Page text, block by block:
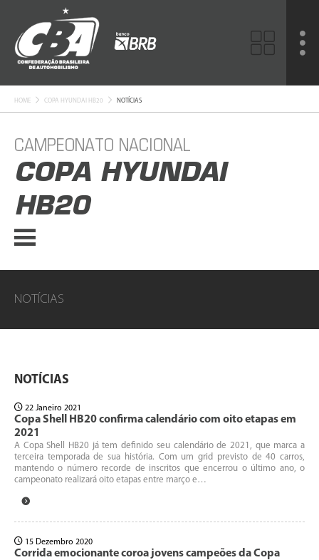
HOME COPA HYUNDAI HB20 NOTÍCIAS
CAMPEONATO NACIONAL
COPA HYUNDAI
HB20
NOTÍCIAS
NOTÍCIAS
22 Janeiro 2021
Copa Shell HB20 confirma calendário com oito etapas em
2021
A Copa Shell HB20 já tem definido seu calendário de 2021, que marca a
terceira temporada de sua história. Com um grid previsto de 40 carros,
mantendo o número recorde de inscritos que encerrou o último ano, o
campeonato realizará oito etapas entre março e…
15 Dezembro 2020
Corrida emocionante coroa jovens campeões da Copa